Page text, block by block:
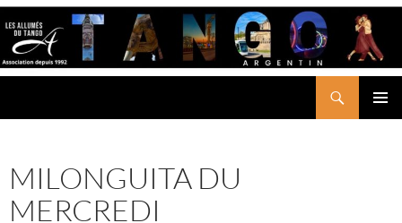
Aller
au
contenu
MILONGUITA DU
MERCREDI